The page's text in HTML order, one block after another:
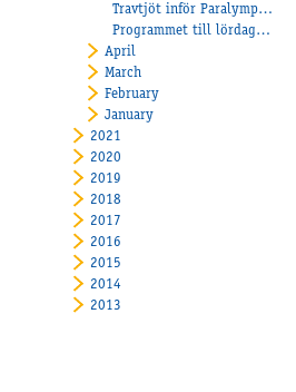
Travtjöt inför Paralympiatravet
Programmet till lördagens tävlingar
April
March
February
January
2021
2020
2019
2018
2017
2016
2015
2014
2013